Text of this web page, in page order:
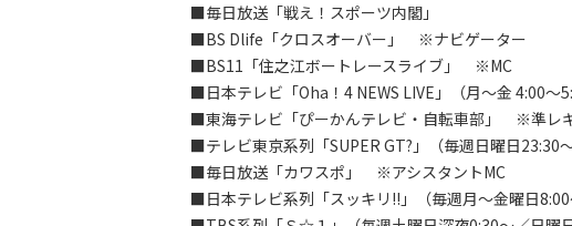
■毎日放送「戦え！スポーツ内閣」
■BS Dlife「クロスオーバー」 ※ナビゲーター
■BS11「住之江ボートレースライブ」 ※MC
■日本テレビ「Oha！4 NEWS LIVE」（月～金 4:00
■東海テレビ「ぴーかんテレビ・自転車部」 ※準レ
■テレビ東京系列「SUPER GT?」（毎週日曜日
■毎日放送「カワスポ」 ※アシスタントMC
■日本テレビ系列「スッキリ!!」（毎週月～金曜日